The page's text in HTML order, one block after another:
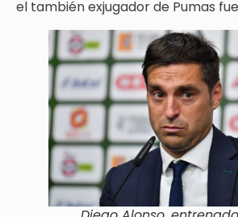
el también exjugador de Pumas